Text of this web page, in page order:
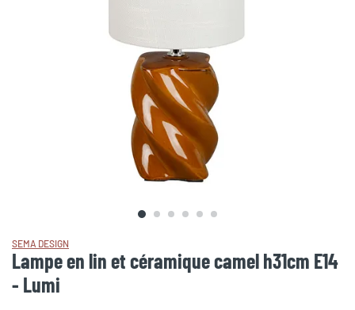
SEMA DESIGN
Lampe en lin et céramique camel h31cm E14
- Lumi